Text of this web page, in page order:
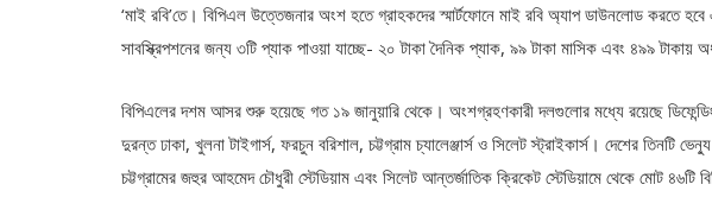
‘মাই রবি’তে। বিপিএল উত্তেজনার অংশ হতে গ্রাহকদের স্মার্টফোনে মাই রবি অ্যাপ ডাউনলোড করতে
সাবস্ক্রিপশনের জন্য ৩টি প্যাক পাওয়া যাচ্ছে- ২০ টাকা দৈনিক প্যাক, ৯৯ টাকা মাসিক এবং ৪৯৯ টাকায়
বিপিএলের দশম আসর শুরু হয়েছে গত ১৯ জানুয়ারি থেকে। অংশগ্রহণকারী দলগুলোর মধ্যে রয়েছে ডিফেন্ডিং
দুরন্ত ঢাকা, খুলনা টাইগার্স, ফরচুন বরিশাল, চট্টগ্রাম চ্যালেঞ্জার্স ও সিলেট স্ট্রাইকার্স। দেশের তিনটি
চট্টগ্রামের জহুর আহমেদ চৌধুরী স্টেডিয়াম এবং সিলেট আন্তর্জাতিক ক্রিকেট স্টেডিয়ামে থেকে মোট ৪৬টি